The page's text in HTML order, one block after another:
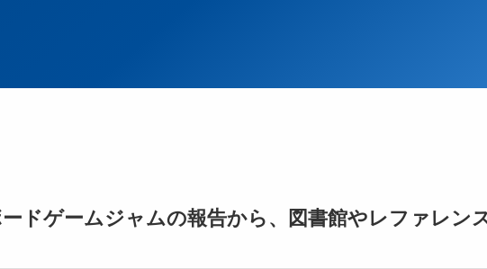
ドゲームジャムの報告から、図書館やレファレン